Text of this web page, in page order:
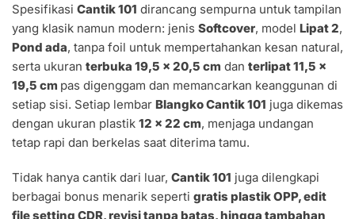
Spesifikasi Cantik 101 dirancang sempurna untuk tampilan
yang klasik namun modern: jenis Softcover, model Lipat 2,
Pond ada, tanpa foil untuk mempertahankan kesan natural,
serta ukuran terbuka 19,5 x 20,5 cm dan terlipat 11,5 x
19,5 cm pas digenggam dan memancarkan keanggunan di
setiap sisi. Setiap lembar Blangko Cantik 101 juga dikemas
dengan ukuran plastik 12 x 22 cm, menjaga undangan
tetap rapi dan berkelas saat diterima tamu.
Tidak hanya cantik dari luar, Cantik 101 juga dilengkapi
berbagai bonus menarik seperti gratis plastik OPP, edit
file setting CDR, revisi tanpa batas, hingga tambahan